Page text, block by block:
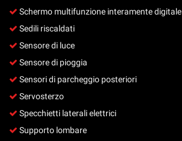
Schermo multifunzione interamente digitale
Sedili riscaldati
Sensore di luce
Sensore di pioggia
Sensori di parcheggio posteriori
Servosterzo
Specchietti laterali elettrici
Supporto lombare